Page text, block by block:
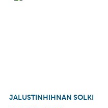
JALUSTINHIHNAN SOLKI